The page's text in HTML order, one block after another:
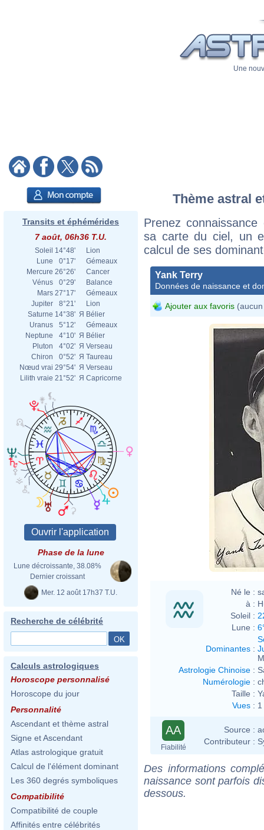
Une
Transits et éphémérides
7 août, 06h36 T.U.
Soleil 14°48'
Lion
Lune
0°17'
Gémeaux
Mercure 26°26'
Cancer
Vénus
0°29'
Balance
Mars 27°17'
Gémeaux
Jupiter
8°21'
Lion
Saturne 14°38' Я Bélier
Uranus
5°12'
Gémeaux
Neptune
4°10' Я Bélier
Pluton
4°02' Я Verseau
Chiron
0°52' Я Taureau
Nœud vrai 29°54' Я Verseau
Lilith vraie 21°52' Я Capricorne
Phase de la lune
Lune décroissante, 38.08%
Dernier croissant
Mer. 12 août 17h37 T.U.
Recherche de célébrité
Calculs astrologiques
Horoscope personnalisé
Horoscope du jour
Personnalité
Ascendant et thème astral
Signe et Ascendant
Atlas astrologique gratuit
Calcul de l'élément dominant
Les 360 degrés symboliques
Compatibilité
Compatibilité de couple
Affinités entre célébrités
Thème astral
Prenez
sa carte du ciel, un
calcul de ses
Yank Terry
Données de naissance et
Ajouter aux favoris
Né le :
à :
Soleil :
Lune :
Dominantes :
Astrologie Chinoise :
Numérologie :
Taille :
Vues :
AA
Fiabilité
Source :
Contributeur :
Des informations
naissance sont parfois
dessous.